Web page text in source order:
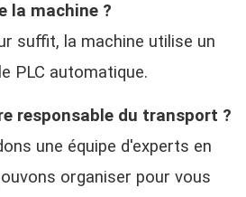
la machine ?
suffit, la machine utilise un
PLC automatique.
responsable du transport ?
une équipe d'experts en
organiser pour vous